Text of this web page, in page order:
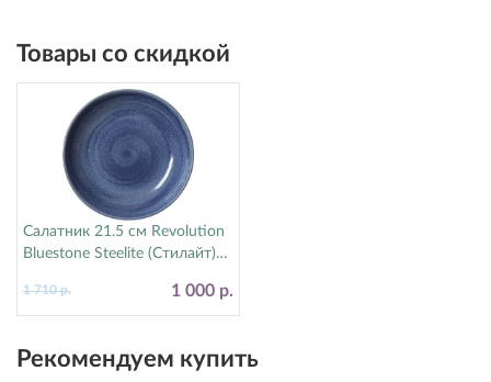
Товары со скидкой
Салатник 21.5 см Revolution
Bluestone Steelite (Стилайт)
1 000 р.
1 710 р.
Рекомендуем купить